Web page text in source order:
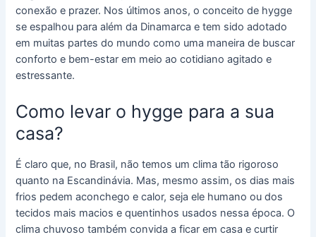
conexão e prazer. Nos últimos anos, o conceito de hygge
se espalhou para além da Dinamarca e tem sido adotado
em muitas partes do mundo como uma maneira de buscar
conforto e bem-estar em meio ao cotidiano agitado e
estressante.
Como levar o hygge para a sua
casa?
É claro que, no Brasil, não temos um clima tão rigoroso
quanto na Escandinávia. Mas, mesmo assim, os dias mais
frios pedem aconchego e calor, seja ele humano ou dos
tecidos mais macios e quentinhos usados nessa época. O
clima chuvoso também convida a ficar em casa e curtir